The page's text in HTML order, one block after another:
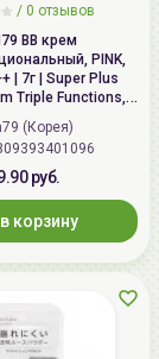
/ 0 отзывов
ВВ крем
PINK,
| 7г | Super Plus
Triple Functions,
SPF30 PA++
(Корея)
8809393401096
руб.
в корзину